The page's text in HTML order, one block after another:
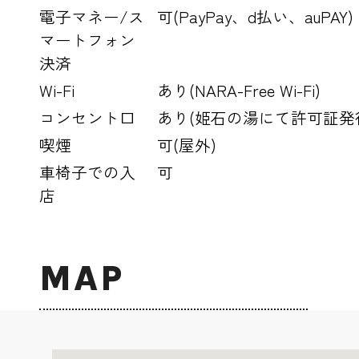
電子マネー/ス
マートフォン
決済
可(PayPay、d払い、auPAY)
Wi-Fi
あり(NARA-Free Wi-Fi)
コンセント口
あり(姫石の湯にて許可証
喫煙
可(屋外)
車椅子での入
店
可
MAP